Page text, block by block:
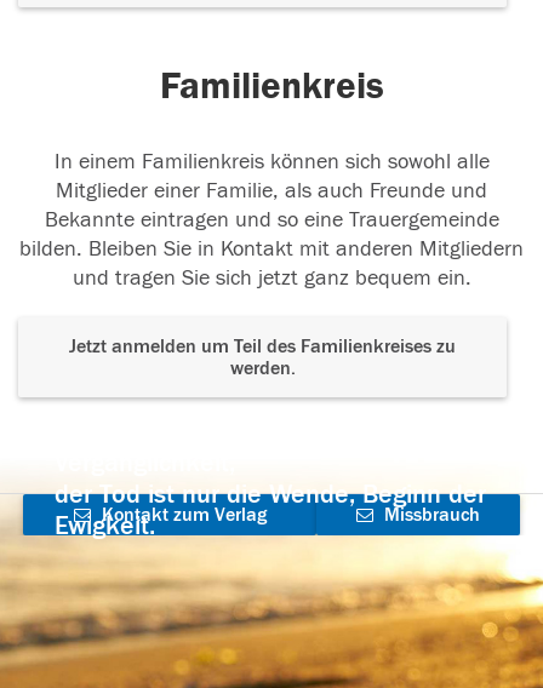
Familienkreis
In einem Familienkreis können sich sowohl alle
Mitglieder einer Familie, als auch Freunde und
Bekannte eintragen und so eine Trauergemeinde
bilden. Bleiben Sie in Kontakt mit anderen Mitgliedern
und tragen Sie sich jetzt ganz bequem ein.
Jetzt anmelden um Teil des Familienkreises zu
werden.
der Tod ist nur die Wende, Beginn der
Ewigkeit.
Kontakt zum Verlag
aufnehmen
Missbrauch